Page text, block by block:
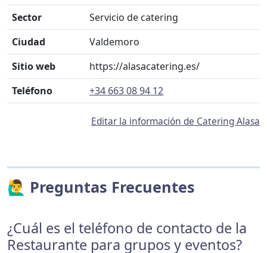
Sector
Servicio de catering
Ciudad
Valdemoro
Sitio web
https://alasacatering.es/
Teléfono
+34 663 08 94 12
Editar la información de Catering Alasa
🙋‍♂️ Preguntas Frecuentes
¿Cuál es el teléfono de contacto de la
Restaurante para grupos y eventos?